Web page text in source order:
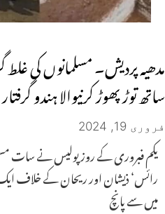
مدھیہ پردیش۔ مسلمانوں کی
ساتھ توڑ پھوڑ کرنیوالا ہندو گرفتار
فروری 19, 2024
یکم فبروری کے روز پولیس نے سات
رائس‘ ذیشان اور ریحان کے خلاف
میں سے پانچ